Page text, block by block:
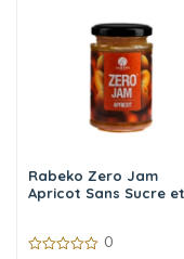
Rabeko Zero Jam
Apricot Sans Sucre et
0